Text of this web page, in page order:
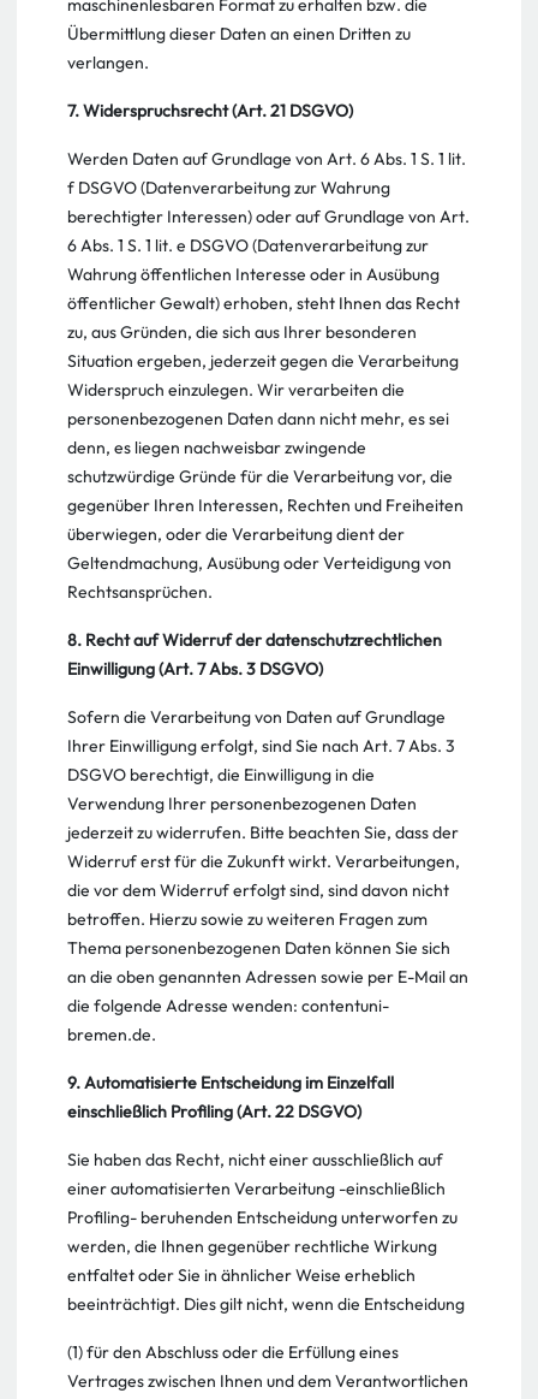
maschinenlesbaren Format zu erhalten bzw. die
Übermittlung dieser Daten an einen Dritten zu
verlangen.
7. Widerspruchsrecht (Art. 21 DSGVO)
Werden Daten auf Grundlage von Art. 6 Abs. 1 S. 1 lit.
f DSGVO (Datenverarbeitung zur Wahrung
berechtigter Interessen) oder auf Grundlage von Art.
6 Abs. 1 S. 1 lit. e DSGVO (Datenverarbeitung zur
Wahrung öffentlichen Interesse oder in Ausübung
öffentlicher Gewalt) erhoben, steht Ihnen das Recht
zu, aus Gründen, die sich aus Ihrer besonderen
Situation ergeben, jederzeit gegen die Verarbeitung
Widerspruch einzulegen. Wir verarbeiten die
personenbezogenen Daten dann nicht mehr, es sei
denn, es liegen nachweisbar zwingende
schutzwürdige Gründe für die Verarbeitung vor, die
gegenüber Ihren Interessen, Rechten und Freiheiten
überwiegen, oder die Verarbeitung dient der
Geltendmachung, Ausübung oder Verteidigung von
Rechtsansprüchen.
8. Recht auf Widerruf der datenschutzrechtlichen
Einwilligung (Art. 7 Abs. 3 DSGVO)
Sofern die Verarbeitung von Daten auf Grundlage
Ihrer Einwilligung erfolgt, sind Sie nach Art. 7 Abs. 3
DSGVO berechtigt, die Einwilligung in die
Verwendung Ihrer personenbezogenen Daten
jederzeit zu widerrufen. Bitte beachten Sie, dass der
Widerruf erst für die Zukunft wirkt. Verarbeitungen,
die vor dem Widerruf erfolgt sind, sind davon nicht
betroffen. Hierzu sowie zu weiteren Fragen zum
Thema personenbezogenen Daten können Sie sich
an die oben genannten Adressen sowie per E-Mail an
die folgende Adresse wenden: contentuni-
bremen.de.
9. Automatisierte Entscheidung im Einzelfall
einschließlich Profiling (Art. 22 DSGVO)
Sie haben das Recht, nicht einer ausschließlich auf
einer automatisierten Verarbeitung -einschließlich
Profiling- beruhenden Entscheidung unterworfen zu
werden, die Ihnen gegenüber rechtliche Wirkung
entfaltet oder Sie in ähnlicher Weise erheblich
beeinträchtigt. Dies gilt nicht, wenn die Entscheidung
(1) für den Abschluss oder die Erfüllung eines
Vertrages zwischen Ihnen und dem Verantwortlichen